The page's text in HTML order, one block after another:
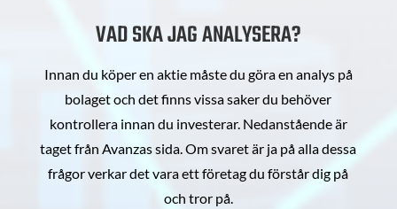
VAD SKA JAG ANALYSERA?
Innan du köper en aktie måste du göra en analys på
bolaget och det finns vissa saker du behöver
kontrollera innan du investerar. Nedanstående är
taget från Avanzas sida. Om svaret är ja på alla dessa
frågor verkar det vara ett företag du förstår dig på
och tror på.